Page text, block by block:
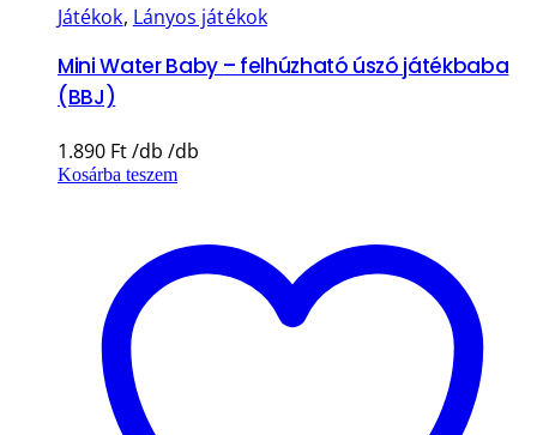
Játékok, Lányos játékok
Mini Water Baby – felhúzható úszó játékbaba
(BBJ)
1.890 Ft
Kosárba teszem